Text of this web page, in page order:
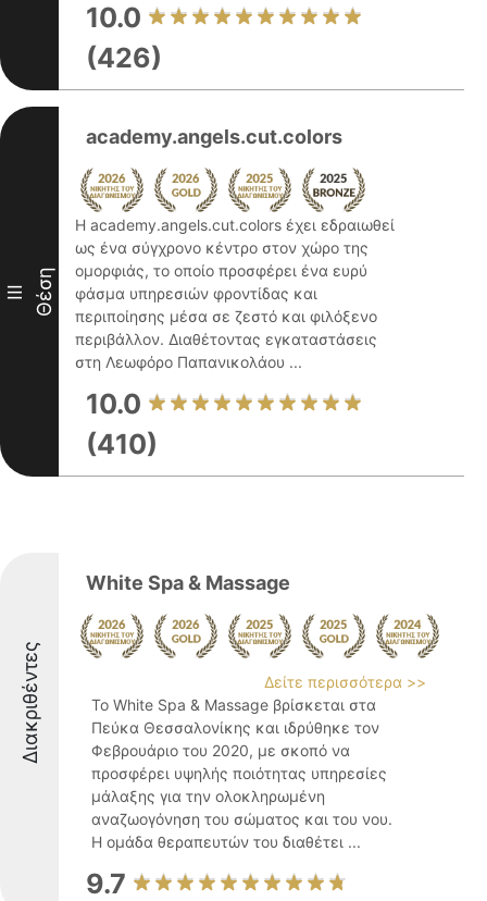
10.0
(426)
III Θέση
academy.angels.cut.colors
Η academy.angels.cut.colors έχει εδραιωθεί
ως ένα σύγχρονο κέντρο στον χώρο της
ομορφιάς, το οποίο προσφέρει ένα ευρύ
φάσμα υπηρεσιών φροντίδας και
περιποίησης μέσα σε ζεστό και φιλόξενο
περιβάλλον. Διαθέτοντας εγκαταστάσεις
στη Λεωφόρο Παπανικολάου ...
10.0
(410)
Διακριθέντες
White Spa & Massage
Δείτε περισσότερα >>
Το White Spa & Massage βρίσκεται στα
Πεύκα Θεσσαλονίκης και ιδρύθηκε τον
Φεβρουάριο του 2020, με σκοπό να
προσφέρει υψηλής ποιότητας υπηρεσίες
μάλαξης για την ολοκληρωμένη
αναζωογόνηση του σώματος και του νου.
Η ομάδα θεραπευτών του διαθέτει ...
9.7